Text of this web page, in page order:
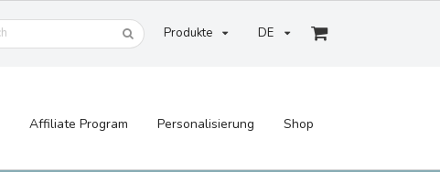
Produkte DE
Affiliate Program Personalisierung Shop